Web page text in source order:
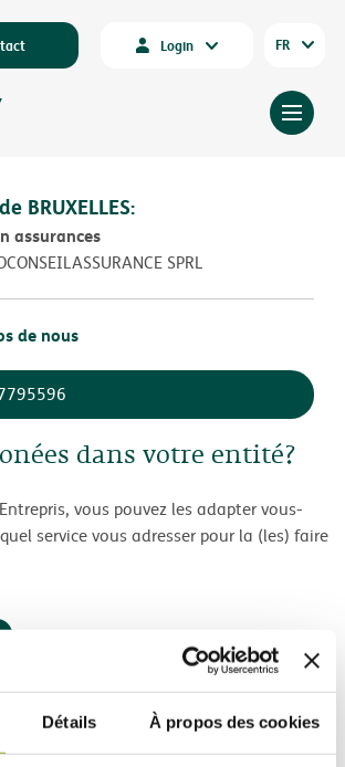
Détails À propos des cookies
Login FR
BRUXELLES:
assurances
SPRL
de nous
dans votre entité?
vous pouvez les adapter vous-
service vous adresser pour la (les) faire